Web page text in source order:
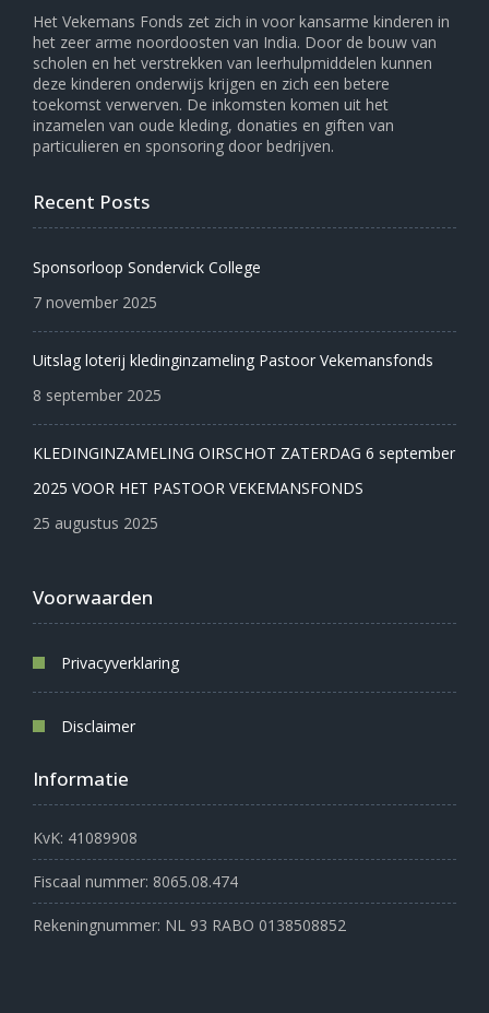
Het Vekemans Fonds zet zich in voor kansarme kinderen in
het zeer arme noordoosten van India. Door de bouw van
scholen en het verstrekken van leerhulpmiddelen kunnen
deze kinderen onderwijs krijgen en zich een betere
toekomst verwerven. De inkomsten komen uit het
inzamelen van oude kleding, donaties en giften van
particulieren en sponsoring door bedrijven.
Recent Posts
Sponsorloop Sondervick College
7 november 2025
Uitslag loterij kledinginzameling Pastoor Vekemansfonds
8 september 2025
KLEDINGINZAMELING OIRSCHOT ZATERDAG 6 september
2025 VOOR HET PASTOOR VEKEMANSFONDS
25 augustus 2025
Voorwaarden
Privacyverklaring
Disclaimer
Informatie
KvK: 41089908
Fiscaal nummer: 8065.08.474
Rekeningnummer: NL 93 RABO 0138508852